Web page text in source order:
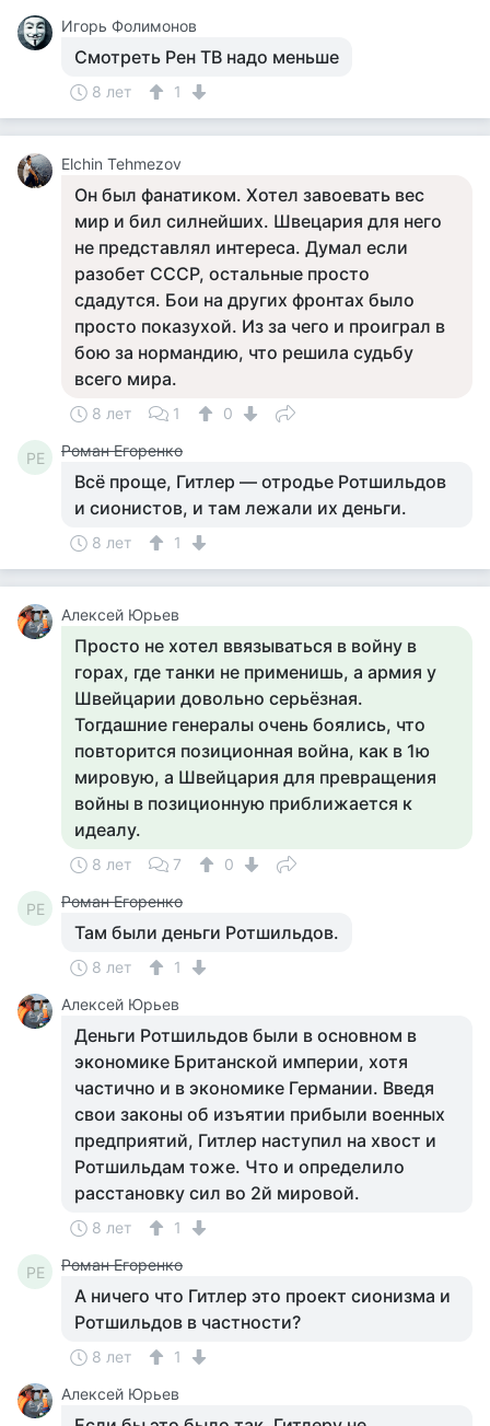
Игорь Фолимонов
Смотреть Рен ТВ надо меньше
8 лет 1
Elchin Tehmezov
Он был фанатиком. Хотел завоевать вес
мир и бил силнейших. Швецария для него
не представлял интереса. Думал если
разобет СССР, остальные просто
сдадутся. Бои на других фронтах было
просто показухой. Из за чего и проиграл в
бою за нормандию, что решила судьбу
всего мира.
8 лет 1 0
РЕ Роман Егоренко
Всё проще, Гитлер — отродье Ротшильдов
и сионистов, и там лежали их деньги.
8 лет 1
Алексей Юрьев
Просто не хотел ввязываться в войну в
горах, где танки не применишь, а армия у
Швейцарии довольно серьёзная.
Тогдашние генералы очень боялись, что
повторится позиционная война, как в 1ю
мировую, а Швейцария для превращения
войны в позиционную приближается к
идеалу.
8 лет 7 0
РЕ Роман Егоренко
Там были деньги Ротшильдов.
8 лет
1
Алексей Юрьев
Деньги Ротшильдов были в основном в
экономике Британской империи, хотя
частично и в экономике Германии. Введя
свои законы об изъятии прибыли военных
предприятий, Гитлер наступил на хвост и
Ротшильдам тоже. Что и определило
расстановку сил во 2й мировой.
8 лет 1
РЕ Роман Егоренко
А ничего что Гитлер это проект сионизма и
Ротшильдов в частности?
8 лет
1
Алексей Юрьев